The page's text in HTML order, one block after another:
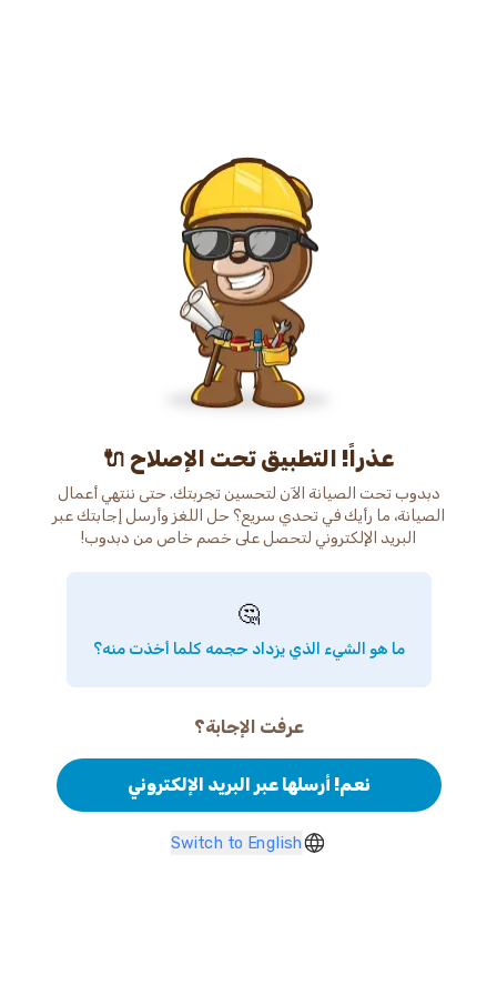
عذراً! التطبيق تحت الإصلاح 🔌
دبدوب تحت الصيانة الآن لتحسين تجربتك. حتى ننتهي أعمال
الصيانة، ما رأيك في تحدي سريع؟ حل اللغز وأرسل إجابتك عبر
البريد الإلكتروني لتحصل على خصم خاص من دبدوب!
🤔
ما هو الشيء الذي يزداد حجمه كلما أخذت منه؟
عرفت الإجابة؟
نعم! أرسلها عبر البريد الإلكتروني
Switch to English